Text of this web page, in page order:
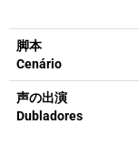
脚本
Cenário
声の出演
Dubladores